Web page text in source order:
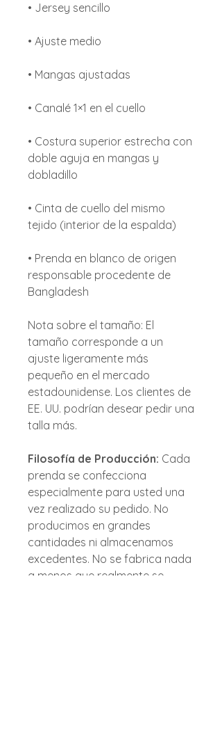
• Jersey sencillo
• Ajuste medio
• Mangas ajustadas
• Canalé 1×1 en el cuello
• Costura superior estrecha con
doble aguja en mangas y
dobladillo
• Cinta de cuello del mismo
tejido (interior de la espalda)
• Prenda en blanco de origen
responsable procedente de
Bangladesh
Nota sobre el tamaño: El
tamaño corresponde a un
ajuste ligeramente más
pequeño en el mercado
estadounidense. Los clientes de
EE. UU. podrían desear pedir una
talla más.
Filosofía de Producción: Cada
prenda se confecciona
especialmente para usted una
vez realizado su pedido. No
producimos en grandes
cantidades ni almacenamos
excedentes. No se fabrica nada
a menos que realmente se